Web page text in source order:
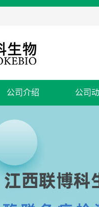
公司介绍 公司